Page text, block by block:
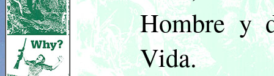
Hombre y
Vida.